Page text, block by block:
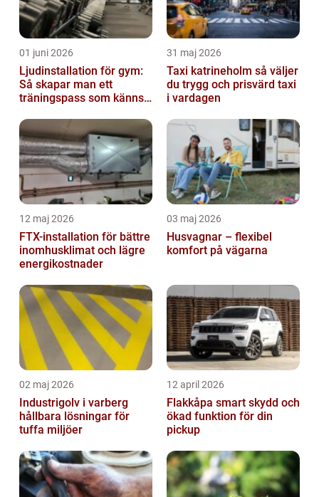
01 juni 2026
Ljudinstallation för gym:
Så skapar man ett
träningspass som känns i
31 maj 2026
Taxi katrineholm så väljer
du trygg och prisvärd taxi
i vardagen
12 maj 2026
FTX-installation för bättre
inomhusklimat och lägre
energikostnader
03 maj 2026
Husvagnar – flexibel
komfort på vägarna
02 maj 2026
Industrigolv i varberg
hållbara lösningar för
tuffa miljöer
12 april 2026
Flakkåpa smart skydd och
ökad funktion för din
pickup